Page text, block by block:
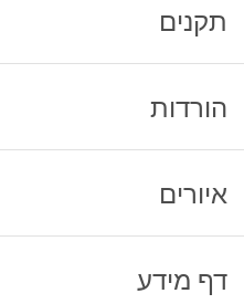
תקנים
הורדות
איורים
דף מידע